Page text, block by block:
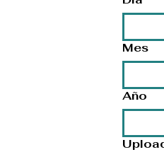
Mes
Año